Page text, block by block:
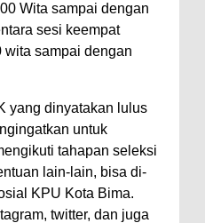
Wita sampai dengan
sesi keempat
sampai dengan
yang dinyatakan lulus
untuk
tahapan seleksi
lain-lain, bisa di-
KPU Kota Bima.
twitter, dan juga